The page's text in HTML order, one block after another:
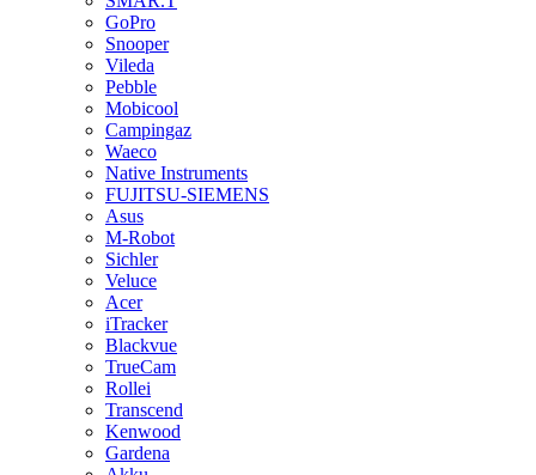
GoPro
Snooper
Vileda
Pebble
Mobicool
Campingaz
Waeco
Native Instruments
FUJITSU-SIEMENS
Asus
M-Robot
Sichler
Veluce
Acer
iTracker
Blackvue
TrueCam
Rollei
Transcend
Kenwood
Gardena